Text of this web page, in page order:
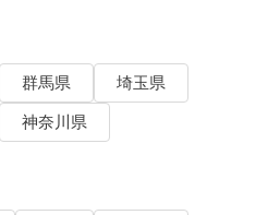
群馬県
埼玉県
神奈川県